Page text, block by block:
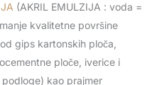
(AKRIL EMULZIJA : voda =
kvalitetne površine
gips kartonskih ploča,
ploče, iverice i
kao prajmer